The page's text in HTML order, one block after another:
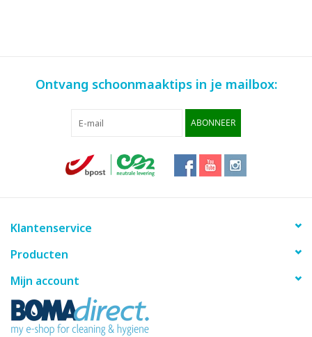
Ontvang schoonmaaktips in je mailbox:
ABONNEER
Klantenservice
Producten
Mijn account